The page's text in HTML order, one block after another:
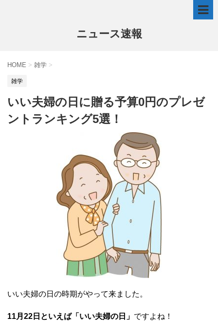
ニュース速報
HOME > 雑学 >
雑学
いい夫婦の日に贈る予算0円のプレゼ
ントランキング5選！
いい夫婦の日の時期がやって来ました。
11月22日といえば「いい夫婦の日」 ですよね！